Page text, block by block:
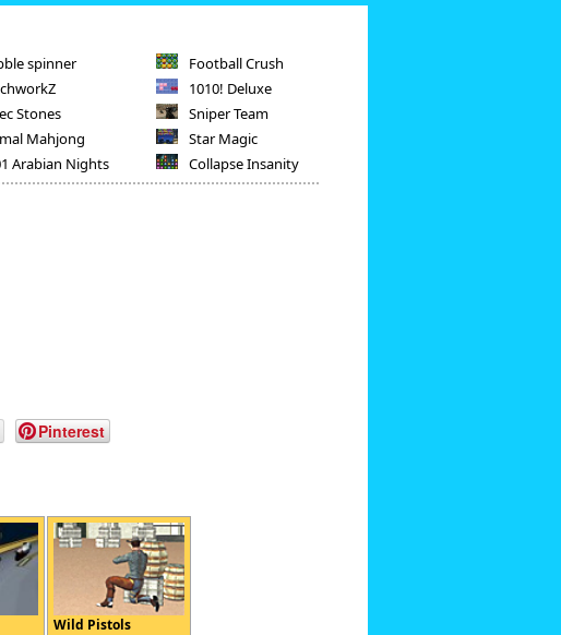
spinner
Stones
Mahjong
Arabian Nights
Football Crush
1010! Deluxe
Sniper Team
Star Magic
Collapse Insanity
Pinterest
Wild Pistols